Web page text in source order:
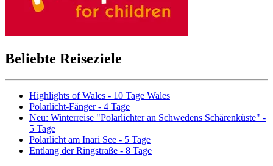
Beliebte Reiseziele
Highlights of Wales - 10 Tage Wales
Polarlicht-Fänger - 4 Tage
Neu: Winterreise "Polarlichter an Schwedens Schärenküste" -
5 Tage
Polarlicht am Inari See - 5 Tage
Entlang der Ringstraße - 8 Tage